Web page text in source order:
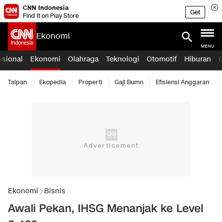
CNN Indonesia
Find it on Play Store
Get
Ekonomi
MENU
Ekonomi Olahraga Teknologi Otomotif Hiburan
Taipan Ekopedia Properti Gaji Bumn Efisiensi Anggaran
Ekonomi Bisnis
Awali Pekan, IHSG Menanjak ke Level